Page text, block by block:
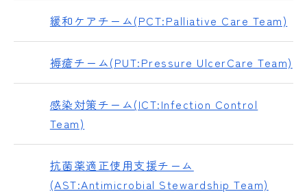
緩和ケアチーム(PCT:Palliative Care Team)
褥瘡チーム(PUT:Pressure UlcerCare Team)
感染対策チーム(ICT:Infection Control
Team)
抗菌薬適正使用支援チーム
(AST:Antimicrobial Stewardship Team)